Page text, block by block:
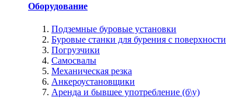
Оборудование
Подземные буровые установки
Буровые станки для бурения с поверхности
Погрузчики
Самосвалы
Механическая резка
Анкероустановщики
Аренда и бывшее употребление (б\у)